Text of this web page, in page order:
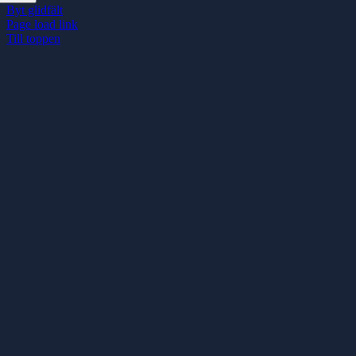
Byt glidfält
Page load link
Till toppen